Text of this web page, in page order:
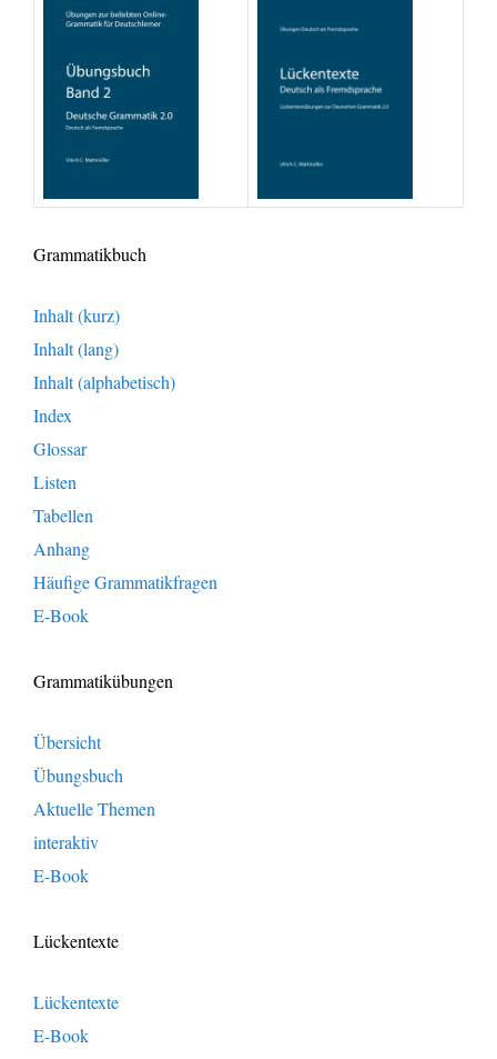
Grammatikbuch
Inhalt (kurz)
Inhalt (lang)
Inhalt (alphabetisch)
Index
Glossar
Listen
Tabellen
Anhang
Häufige Grammatikfragen
E-Book
Grammatikübungen
Übersicht
Übungsbuch
Aktuelle Themen
interaktiv
E-Book
Lückentexte
Lückentexte
E-Book